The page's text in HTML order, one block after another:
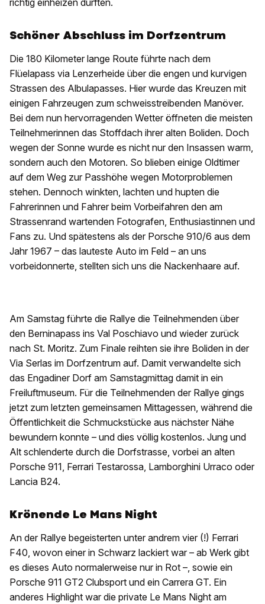
richtig einheizen durften.
Schöner Abschluss im Dorfzentrum
Die 180 Kilometer lange Route führte nach dem
Flüelapass via Lenzerheide über die engen und kurvigen
Strassen des Albulapasses. Hier wurde das Kreuzen mit
einigen Fahrzeugen zum schweisstreibenden Manöver.
Bei dem nun hervorragenden Wetter öffneten die meisten
Teilnehmerinnen das Stoffdach ihrer alten Boliden. Doch
wegen der Sonne wurde es nicht nur den Insassen warm,
sondern auch den Motoren. So blieben einige Oldtimer
auf dem Weg zur Passhöhe wegen Motorproblemen
stehen. Dennoch winkten, lachten und hupten die
Fahrerinnen und Fahrer beim Vorbeifahren den am
Strassenrand wartenden Fotografen, Enthusiastinnen und
Fans zu. Und spätestens als der Porsche 910/6 aus dem
Jahr 1967 – das lauteste Auto im Feld – an uns
vorbeidonnerte, stellten sich uns die Nackenhaare auf.
Am Samstag führte die Rallye die Teilnehmenden über
den Berninapass ins Val Poschiavo und wieder zurück
nach St. Moritz. Zum Finale reihten sie ihre Boliden in der
Via Serlas im Dorfzentrum auf. Damit verwandelte sich
das Engadiner Dorf am Samstagmittag damit in ein
Freiluftmuseum. Für die Teilnehmenden der Rallye gings
jetzt zum letzten gemeinsamen Mittagessen, während die
Öffentlichkeit die Schmuckstücke aus nächster Nähe
bewundern konnte – und dies völlig kostenlos. Jung und
Alt schlenderte durch die Dorfstrasse, vorbei an alten
Porsche 911, Ferrari Testarossa, Lamborghini Urraco oder
Lancia B24.
Krönende Le Mans Night
An der Rallye begeisterten unter andrem vier (!) Ferrari
F40, wovon einer in Schwarz lackiert war – ab Werk gibt
es dieses Auto normalerweise nur in Rot –, sowie ein
Porsche 911 GT2 Clubsport und ein Carrera GT. Ein
anderes Highlight war die private Le Mans Night am